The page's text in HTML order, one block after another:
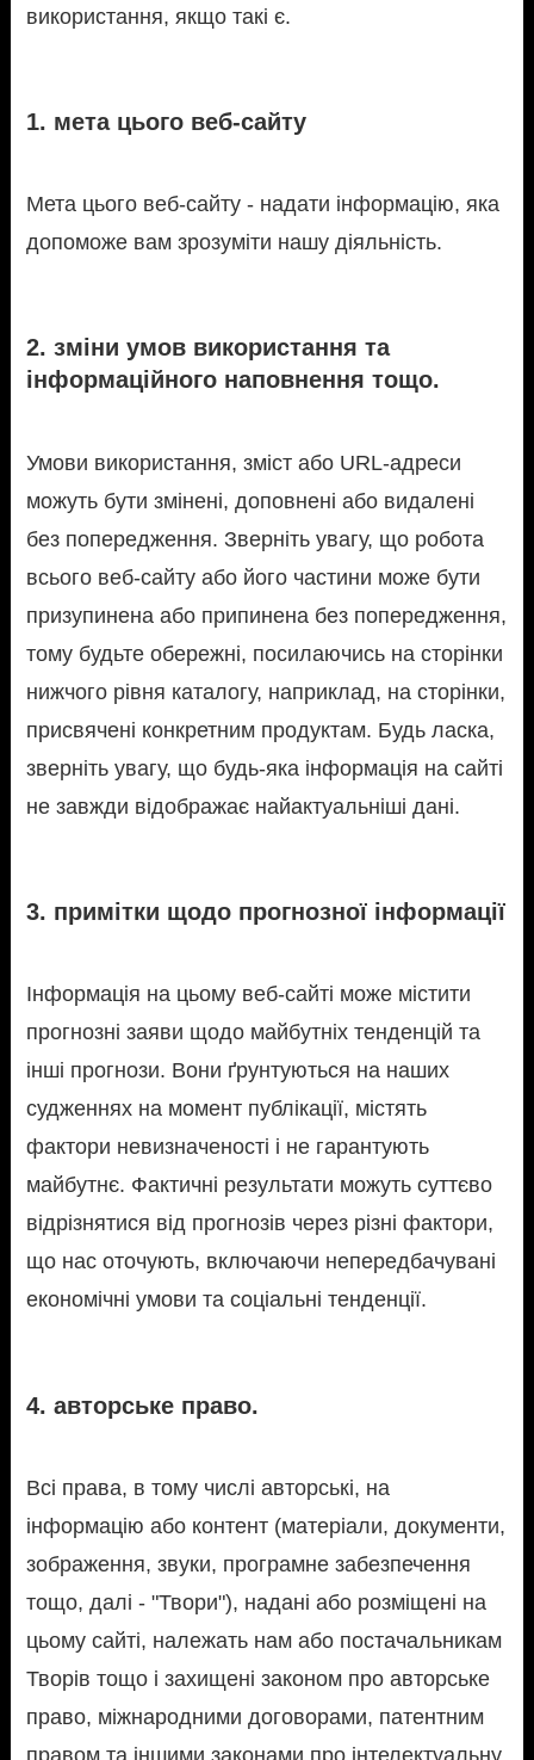
використання, якщо такі є.
1. мета цього веб-сайту
Мета цього веб-сайту - надати інформацію, яка
допоможе вам зрозуміти нашу діяльність.
2. зміни умов використання та
інформаційного наповнення тощо.
Умови використання, зміст або URL-адреси
можуть бути змінені, доповнені або видалені
без попередження. Зверніть увагу, що робота
всього веб-сайту або його частини може бути
призупинена або припинена без попередження,
тому будьте обережні, посилаючись на сторінки
нижчого рівня каталогу, наприклад, на сторінки,
присвячені конкретним продуктам. Будь ласка,
зверніть увагу, що будь-яка інформація на сайті
не завжди відображає найактуальніші дані.
3. примітки щодо прогнозної інформації
Інформація на цьому веб-сайті може містити
прогнозні заяви щодо майбутніх тенденцій та
інші прогнози. Вони ґрунтуються на наших
судженнях на момент публікації, містять
фактори невизначеності і не гарантують
майбутнє. Фактичні результати можуть суттєво
відрізнятися від прогнозів через різні фактори,
що нас оточують, включаючи непередбачувані
економічні умови та соціальні тенденції.
4. авторське право.
Всі права, в тому числі авторські, на
інформацію або контент (матеріали, документи,
зображення, звуки, програмне забезпечення
тощо, далі - "Твори"), надані або розміщені на
цьому сайті, належать нам або постачальникам
Творів тощо і захищені законом про авторське
право, міжнародними договорами, патентним
правом та іншими законами про інтелектуальну